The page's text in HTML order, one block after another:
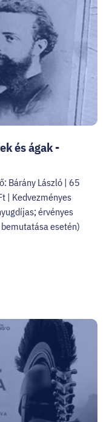
és ágak -
Bárány László | 65
| Kedvezményes
érvényes
esetén)